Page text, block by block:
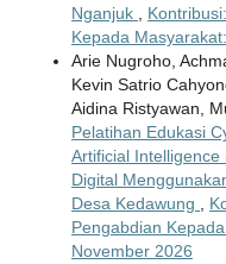
Nganjuk
Kepada
Arie Nugroho,
Kevin Satrio
Aidina Ristyawan,
Pelatihan Edukasi
Artificial
Digital
Desa Kedawung
Pengabdian
November 2026